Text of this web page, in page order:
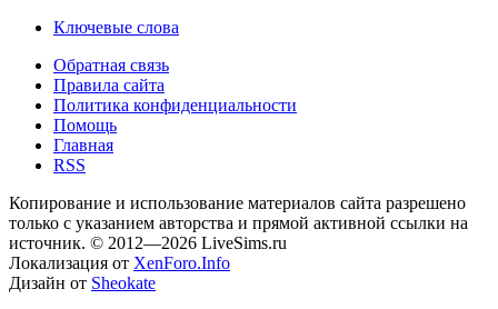
Ключевые слова
Обратная связь
Правила сайта
Политика конфиденциальности
Помощь
Главная
RSS
Копирование и использование материалов сайта разрешено
только с указанием авторства и прямой активной ссылки на
источник. © 2012—2026 LiveSims.ru
Локализация от XenForo.Info
Дизайн от Sheokate